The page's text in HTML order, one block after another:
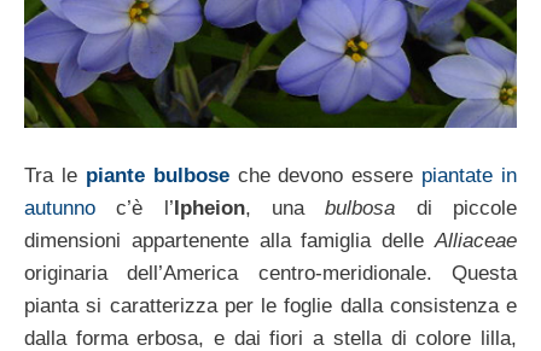
Tra le piante bulboseche devono essere piantate in
autunno c’è l’Ipheion, unabulbosa di piccole
dimensioni appartenente alla famiglia delle Alliaceae
originaria dell’America centro-meridionale. Questa
pianta si caratterizza per le foglie dalla consistenza e
dalla forma erbosa, e dai fiori a stella di colore lilla,